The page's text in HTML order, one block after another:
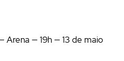
Arena — 19h — 13 de maio